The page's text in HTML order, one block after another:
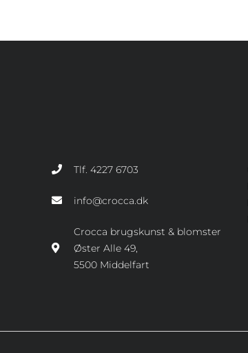
Tlf. 4227 6703
info@crocca.dk
Crocca brugskunst & blomster
Øster Alle 49,
5500 Middelfart